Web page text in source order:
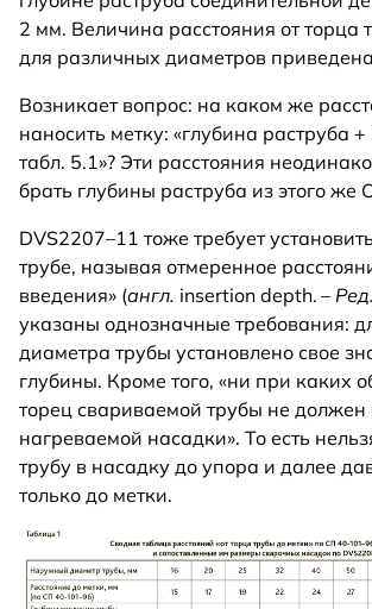
2 мм. Величина расстояния от торца
для различных диаметров приведена
Возникает вопрос: на каком же
наносить метку: «глубина раструба
табл. 5.1»? Эти расстояния
брать глубины раструба из этого же
DVS2207–11 тоже требует
трубе, называя отмеренное
введения» (англ. insertion depth. – Ред.
указаны однозначные требования:
диаметра трубы установлено свое
глубины. Кроме того, «ни при каких
торец свариваемой трубы не должен
нагреваемой насадки». То есть
трубу в насадку до упора и далее
только до метки.